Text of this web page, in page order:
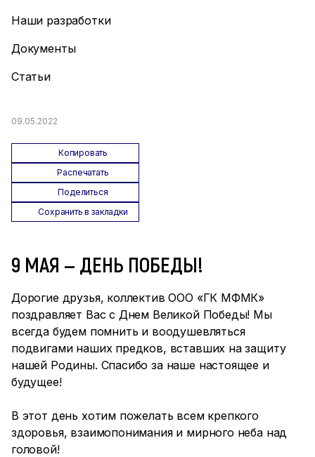
Наши разработки
Документы
Статьи
09.05.2022
Копировать
Распечатать
Поделиться
Сохранить в закладки
9 МАЯ — ДЕНЬ ПОБЕДЫ!
Дорогие друзья, коллектив ООО «ГК МФМК»
поздравляет Вас с Днем Великой Победы! Мы
всегда будем помнить и воодушевляться
подвигами наших предков, вставших на защиту
нашей Родины. Спасибо за наше настоящее и
будущее!
В этот день хотим пожелать всем крепкого
здоровья, взаимопонимания и мирного неба над
головой!